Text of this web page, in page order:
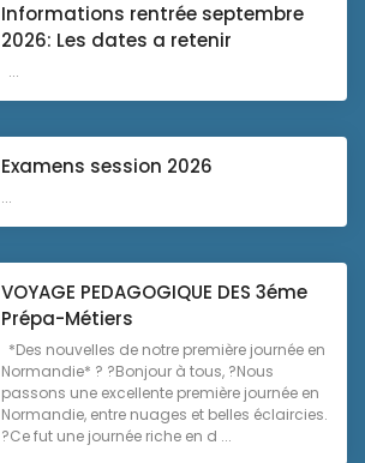
Informations rentrée septembre
2026: Les dates a retenir
...
Examens session 2026
...
VOYAGE PEDAGOGIQUE DES 3éme
Prépa-Métiers
*Des nouvelles de notre première journée en
Normandie* ? ?Bonjour à tous, ?Nous
passons une excellente première journée en
Normandie, entre nuages et belles éclaircies.
?Ce fut une journée riche en d ...